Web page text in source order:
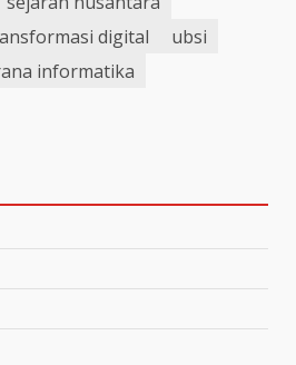
digital
ubsi
informatika